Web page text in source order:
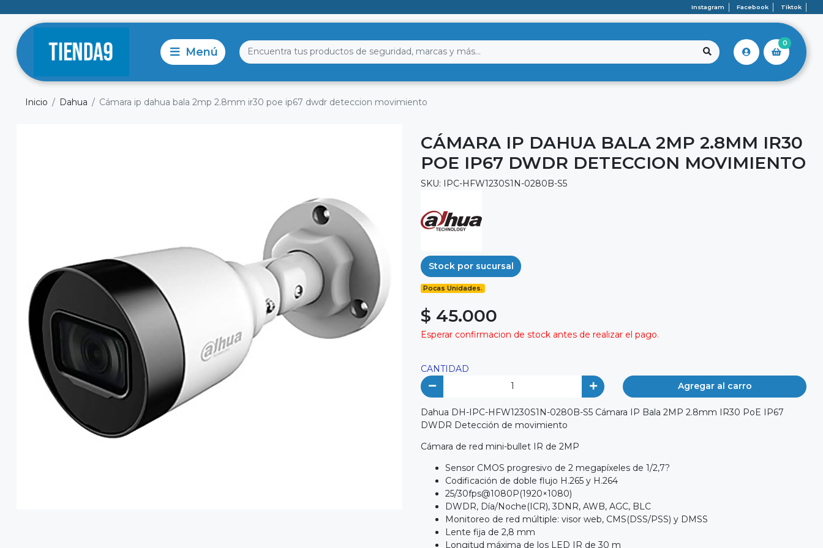
Instagram Facebook Tiktok
0
Inicio Dahua Cámara ip dahua bala 2mp 2.8mm ir30 poe ip67 dwdr deteccion movimiento
CÁMARA IP DAHUA BALA 2MP 2.8MM IR30
POE IP67 DWDR DETECCION MOVIMIENTO
SKU: IPC-HFW1230S1N-0280B-S5
Stock por sucursal
Pocas Unidades.
$ 45.000
Esperar confirmacion de stock antes de realizar el pago.
CANTIDAD
Agregar al carro
Dahua DH-IPC-HFW1230S1N-0280B-S5 Cámara IP Bala 2MP 2.8mm IR30 PoE IP67
DWDR Detección de movimiento
Cámara de red mini-bullet IR de 2MP
Sensor CMOS progresivo de 2 megapíxeles de 1/2,7?
Codificación de doble flujo H.265 y H.264
25/30fps@1080P(1920×1080)
DWDR, Día/Noche(ICR), 3DNR, AWB, AGC, BLC
Monitoreo de red múltiple: visor web, CMS(DSS/PSS) y DMSS
Lente fija de 2,8 mm
Longitud máxima de los LED IR de 30 m